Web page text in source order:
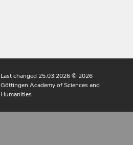
Last changed 25.03.2026© 2026
Göttingen Academy of Sciences and
Humanities